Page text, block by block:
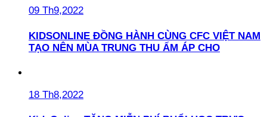
09 Th9,2022
KIDSONLINE ĐỒNG HÀNH CÙNG CFC VIỆT NAM
TẠO NÊN MÙA TRUNG THU ẤM ÁP CHO
18 Th8,2022